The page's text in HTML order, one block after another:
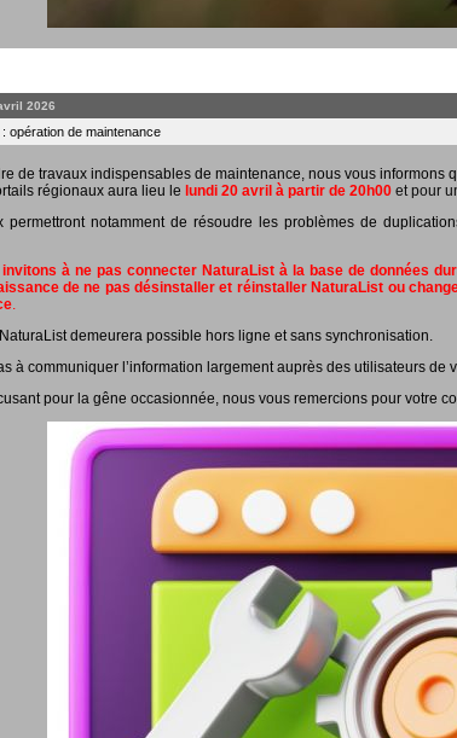
2026
opération de maintenance
de travaux indispensables de maintenance, nous vous informons
régionaux aura lieu le lundi 20 avril à partir de 20h00 et pour
permettront notamment de résoudre les problèmes de
à ne pas connecter NaturaList à la base de données
de ne pas désinstaller et réinstaller NaturaList ou
.
demeurera possible hors ligne et sans synchronisation.
à communiquer l’information largement auprès des utilisateurs de
pour la gêne occasionnée, nous vous remercions pour votre